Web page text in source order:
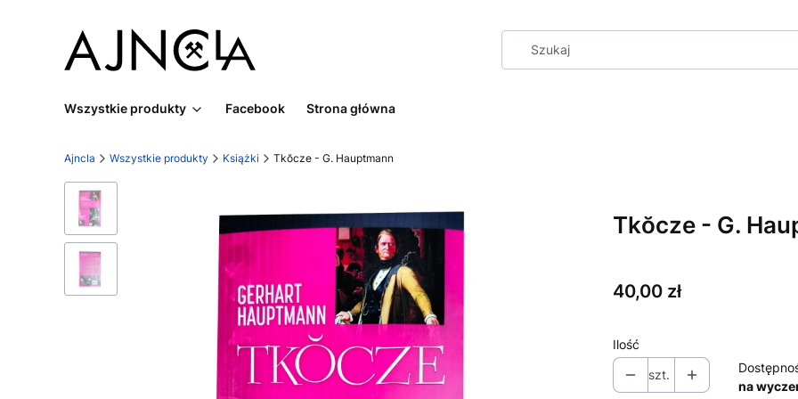
Wszystkie produkty Facebook Strona główna
Ajncla Wszystkie produkty Książki Tkŏcze - G. Hauptmann
Tkŏcze - G.
Cena
40,00 zł
Ilość
szt.
na